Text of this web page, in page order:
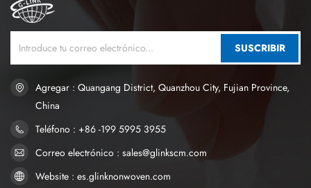
SUSCRIBIR
Agregar : Quangang District, Quanzhou City, Fujian Province,
China
Teléfono : +86 -199 5995 3955
Correo electrónico : sales@glinkscm.com
Website : es.glinknonwoven.com